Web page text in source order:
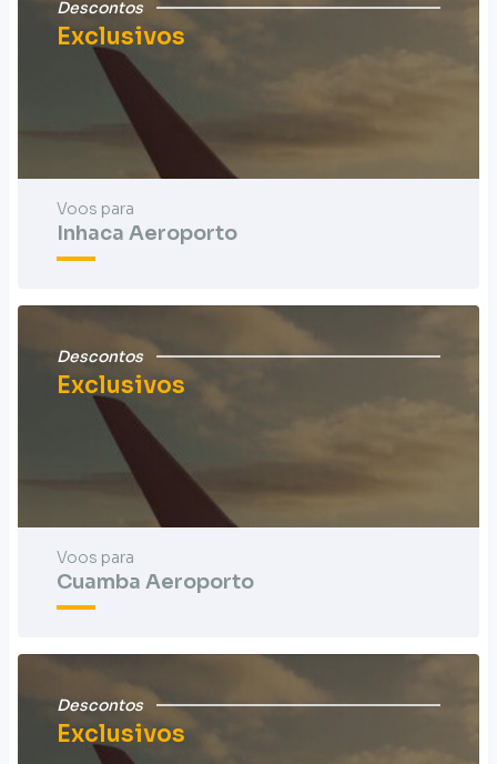
Descontos
Exclusivos
Voos para
Inhaca Aeroporto
Descontos
Exclusivos
Voos para
Cuamba Aeroporto
Descontos
Exclusivos